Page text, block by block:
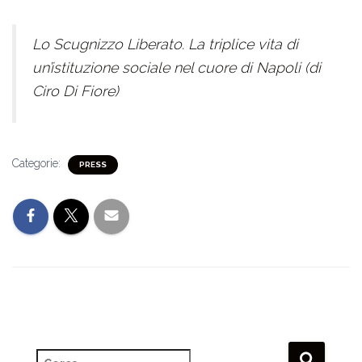
Lo Scugnizzo Liberato. La triplice vita di
un’istituzione sociale nel cuore di Napoli (di
Ciro Di Fiore)
Categorie: PRESS